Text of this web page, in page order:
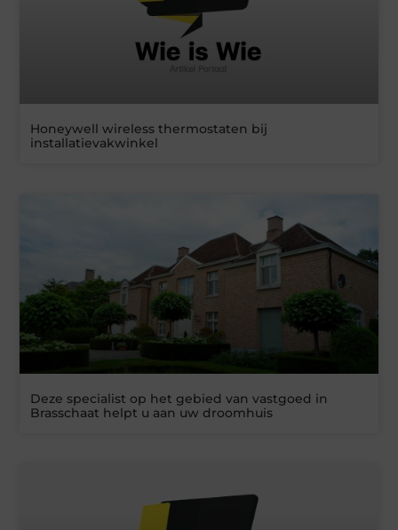
Honeywell wireless thermostaten bij
installatievakwinkel
Deze specialist op het gebied van vastgoed in
Brasschaat helpt u aan uw droomhuis